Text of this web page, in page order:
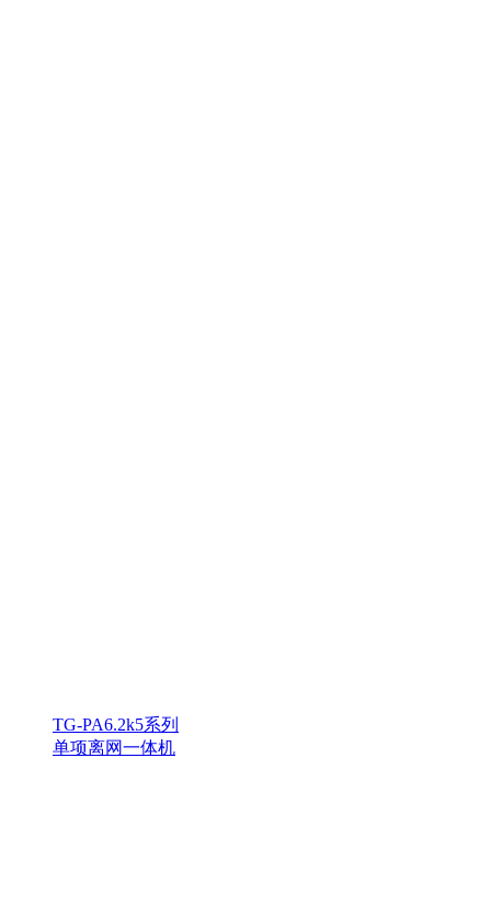
TG-PA6.2k5系列
单项离网一体机